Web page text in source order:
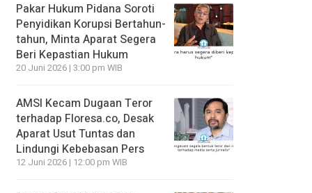
Pakar Hukum Pidana Soroti
Penyidikan Korupsi Bertahun-
tahun, Minta Aparat Segera
Beri Kepastian Hukum
20 Juni 2026 | 3:00 pm WIB
AMSI Kecam Dugaan Teror
terhadap Floresa.co, Desak
Aparat Usut Tuntas dan
Lindungi Kebebasan Pers
12 Juni 2026 | 12:00 pm WIB